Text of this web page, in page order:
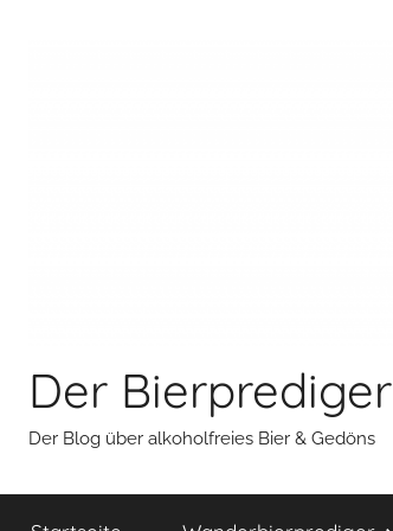
Der Bierprediger
Der Blog über alkoholfreies Bier & Gedöns